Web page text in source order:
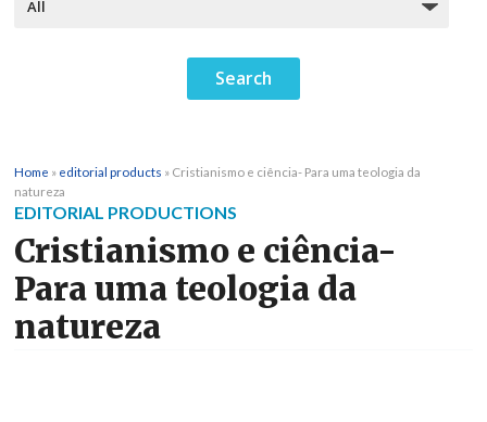
Home » editorial products » Cristianismo e ciência- Para uma teologia da
natureza
EDITORIAL PRODUCTIONS
Cristianismo e ciência-
Para uma teologia da
natureza